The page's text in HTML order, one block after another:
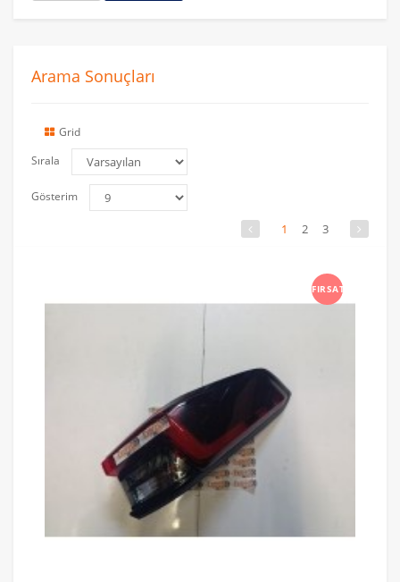
Arama Sonuçları
Grid
Sırala
Gösterim
1 2 3
FIRSAT